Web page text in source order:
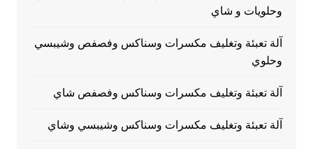
وحلويات و شاي
آلة تعبئة وتغليف مكسرات وسناكس وفصفص وشيبسي
وحلوي
آلة تعبئة وتغليف مكسرات وسناكس وفصفص شاي
آلة تعبئة وتغليف مكسرات وسناكس وشيبسي وشاي